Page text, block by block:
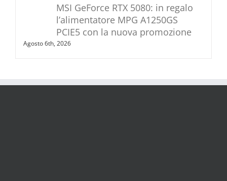
MSI GeForce RTX 5080: in regalo
l’alimentatore MPG A1250GS
PCIE5 con la nuova promozione
Agosto 6th, 2026